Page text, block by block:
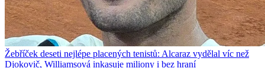
Žebříček deseti nejlépe placených tenistů: Alcaraz vydělal víc než
Djokovič, Williamsová inkasuje miliony i bez hraní